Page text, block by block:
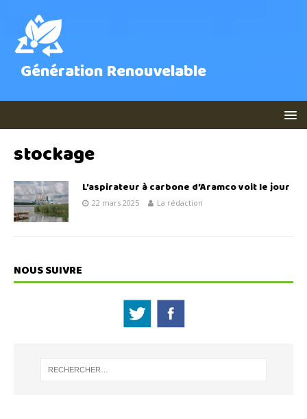
Génération Renouvelable
stockage
L’aspirateur à carbone d’Aramco voit le jour
22 mars 2025 La rédaction
NOUS SUIVRE